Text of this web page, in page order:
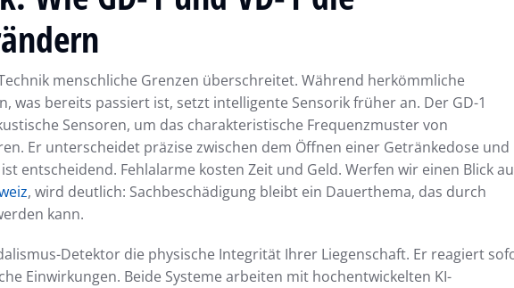
menschliche Grenzen überschreitet. Während herkömmliche
was bereits passiert ist, setzt intelligente Sensorik früher an. Der GD-1
Sensoren, um das charakteristische Frequenzmuster von
Er unterscheidet präzise zwischen dem Öffnen einer Getränkedose und
entscheidend. Fehlalarme kosten Zeit und Geld. Werfen wir einen Blick
, wird deutlich: Sachbeschädigung bleibt ein Dauerthema, das durch
kann.
Detektor die physische Integrität Ihrer Liegenschaft. Er reagiert
Einwirkungen. Beide Systeme arbeiten mit hochentwickelten KI-